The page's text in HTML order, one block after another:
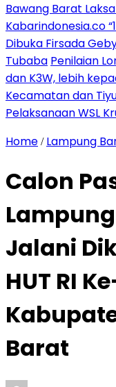
Bawang Barat
Kabarindonesia.co
Dibuka Firsada
Tubaba Penilaian
dan K3W, lebih
Kecamatan dan
Pelaksanaan WSL
Home / Lampung
Calon
Jalani
HUT RI
Barat